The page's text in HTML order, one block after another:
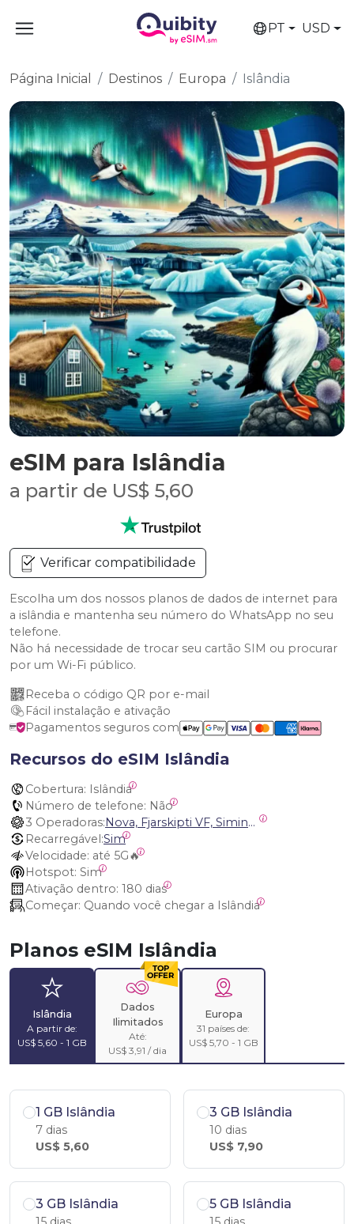
PT USD
Página Inicial Destinos Europa Islândia
eSIM para Islândia
a partir de US$ 5,60
Verificar compatibilidade
Escolha um dos nossos planos de dados de internet para
a islândia e mantenha seu número do WhatsApp no seu
telefone.
Não há necessidade de trocar seu cartão SIM ou procurar
por um Wi-Fi público.
Receba o código QR por e-mail
Fácil instalação e ativação
Pagamentos seguros com
Recursos do eSIM Islândia
Cobertura: Islândia
Número de telefone: Não
3 Operadoras:
Nova, Fjarskipti VF, Siminn (Landssíminn) Iceland
Recarregável:Sim
Velocidade: até 5G🔥
Hotspot: Sim
Ativação dentro: 180 dias
Começar: Quando você chegar a Islândia
Planos eSIM Islândia
Islândia
A partir de:
US$ 5,60 - 1 GB
Dados
Ilimitados
Até:
US$ 3,91 / dia
Europa
31 países de:
US$ 5,70 - 1 GB
1 GB Islândia
7 dias
US$ 5,60
3 GB Islândia
10 dias
US$ 7,90
3 GB Islândia 5 GB Islândia